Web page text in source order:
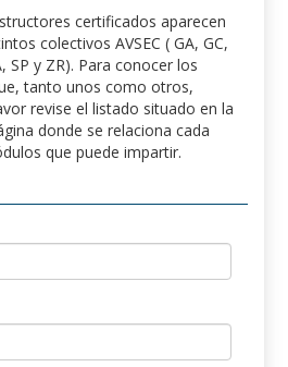
certificados aparecen
colectivos AVSEC ( GA, GC,
SP y ZR). Para conocer los
tanto unos como otros,
revise el listado situado en la
donde se relaciona cada
que puede impartir.